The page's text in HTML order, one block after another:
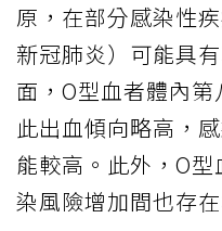
原，在部分感染性
新冠肺炎）可能具
面，O型血者體內
此出血傾向略高，
能較高。此外，O
染風險增加間也存